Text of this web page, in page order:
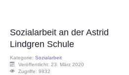
Sozialarbeit an der Astrid
Lindgren Schule
Kategorie: Sozialarbeit
Veröffentlicht: 23. März 2020
Zugriffe: 9832